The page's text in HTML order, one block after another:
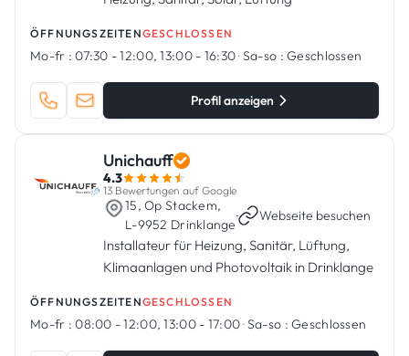
ÖFFNUNGSZEITENGESCHLOSSEN
Mo-fr : 07:30 - 12:00, 13:00 - 16:30·Sa-so : Geschlossen
Profil anzeigen
Unichauff
4.3
13 Bewertungen auf Google
15, Op Stackem,
L-9952 Drinklange
· Webseite besuchen
Installateur für Heizung, Sanitär, Lüftung,
Klimaanlagen und Photovoltaik in Drinklange
ÖFFNUNGSZEITENGESCHLOSSEN
Mo-fr : 08:00 - 12:00, 13:00 - 17:00·Sa-so : Geschlossen